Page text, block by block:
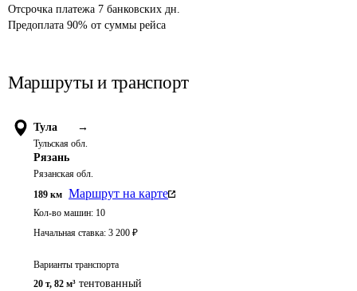
Отсрочка платежа 7 банковских дн.
Предоплата 90% от суммы рейса
Маршруты и транспорт
Тула →
Тульская обл.
Рязань
Рязанская обл.
189 км Маршрут на карте
Кол-во машин: 10
Начальная ставка: 3 200 ₽
Варианты транспорта
20 т, 82 м³ тентованный